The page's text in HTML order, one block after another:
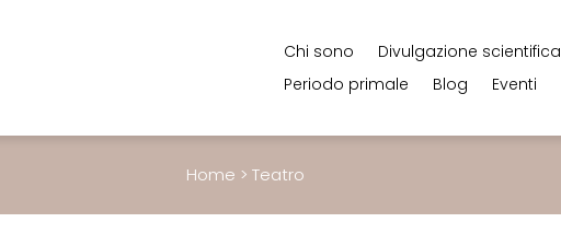
Chi sono Divulgazione scientifica
Periodo primale
Blog Eventi
Home > Teatro